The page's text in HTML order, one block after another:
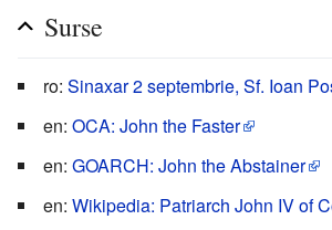
Surse
ro: Sinaxar 2 septembrie, Sf. Ioan
en: OCA: John the Faster
en: GOARCH: John the Abstainer
en: Wikipedia: Patriarch John IV of